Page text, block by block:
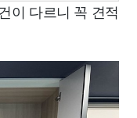
이 다르니 꼭 견적